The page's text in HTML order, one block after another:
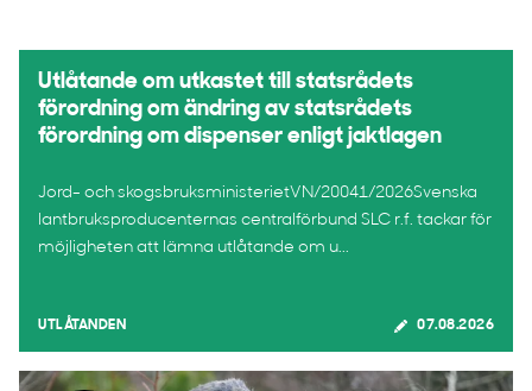
Utlåtande om utkastet till statsrådets
förordning om ändring av statsrådets
förordning om dispenser enligt jaktlagen
Jord- och skogsbruksministerietVN/20041/2026Svenska
lantbruksproducenternas centralförbund SLC r.f. tackar för
möjligheten att lämna utlåtande om u...
UTLÅTANDEN 07.08.2026